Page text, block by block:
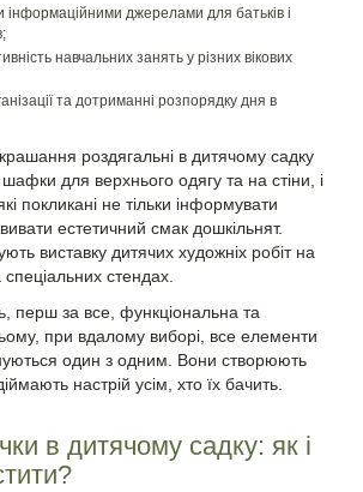
джерелами для батьків і
навчальних занять у різних вікових
та дотриманні розпорядку дня в
роздягальні в дитячому садку
для верхнього одягу та на стіни, і
покликані не тільки інформувати
естетичний смак дошкільнят.
виставку дитячих художніх робіт на
стендах.
перш за все, функціональна та
при вдалому виборі, все елементи
один з одним. Вони створюють
настрій усім, хто їх бачить.
в дитячому садку: як і